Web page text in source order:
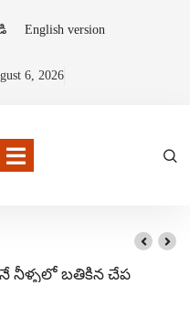
English version
6, 2026
నీళ్ళలో బతికిన చేప